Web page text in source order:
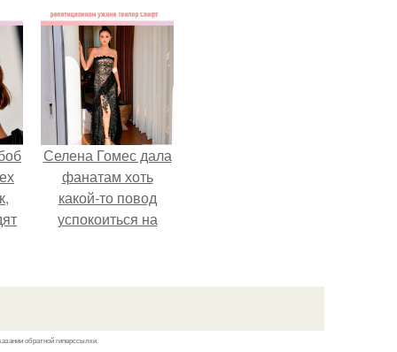
Селена Гомес дала
фанатам хоть
какой-то повод
успокоиться на
свадьбе Тейлор
обратной гиперссылки.